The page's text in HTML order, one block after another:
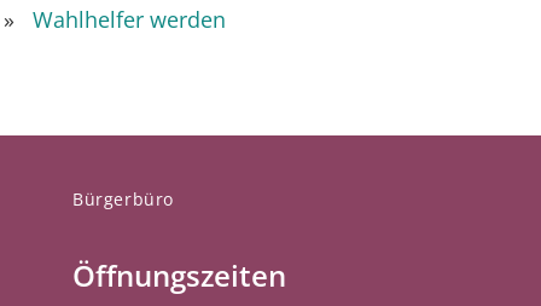
Wahlhelfer werden
Bürgerbüro
Öffnungszeiten